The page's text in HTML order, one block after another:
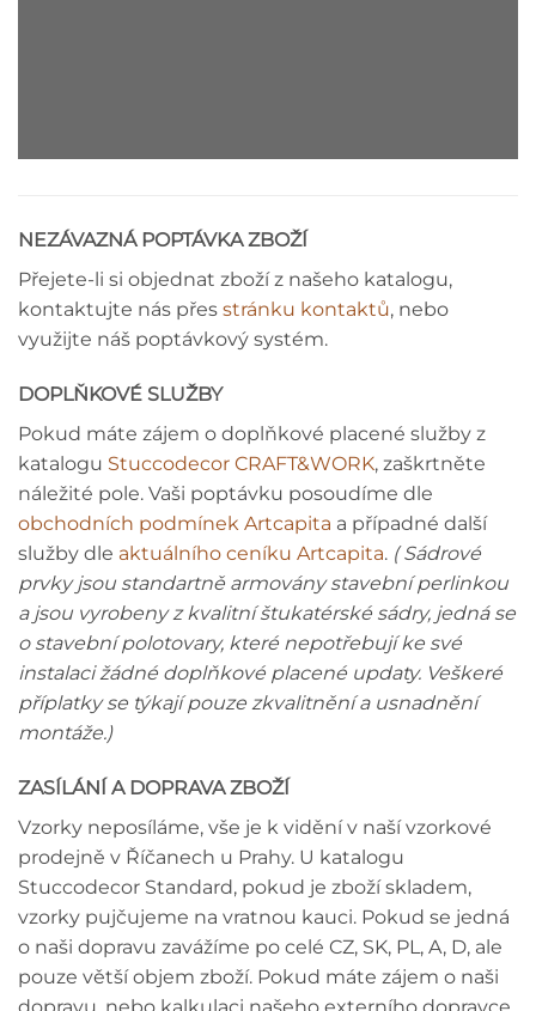
NEZÁVAZNÁ POPTÁVKA ZBOŽÍ
Přejete-li si objednat zboží z našeho katalogu,
kontaktujte nás přes stránku kontaktů, nebo
využijte náš poptávkový systém.
DOPLŇKOVÉ SLUŽBY
Pokud máte zájem o doplňkové placené služby z
katalogu Stuccodecor CRAFT&WORK, zaškrtněte
náležité pole. Vaši poptávku posoudíme dle
obchodních podmínek Artcapita a případné další
služby dle aktuálního ceníku Artcapita. ( Sádrové
prvky jsou standartně armovány stavební perlinkou
a jsou vyrobeny z kvalitní štukatérské sádry, jedná se
o stavební polotovary, které nepotřebují ke své
instalaci žádné doplňkové placené updaty. Veškeré
příplatky se týkají pouze zkvalitnění a usnadnění
montáže.)
ZASÍLÁNÍ A DOPRAVA ZBOŽÍ
Vzorky neposíláme, vše je k vidění v naší vzorkové
prodejně v Říčanech u Prahy. U katalogu
Stuccodecor Standard, pokud je zboží skladem,
vzorky pujčujeme na vratnou kauci. Pokud se jedná
o naši dopravu zavážíme po celé CZ, SK, PL, A, D, ale
pouze větší objem zboží. Pokud máte zájem o naši